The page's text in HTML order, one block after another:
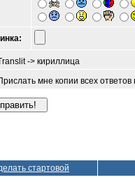
-> кириллица
мне копии всех
стартовой